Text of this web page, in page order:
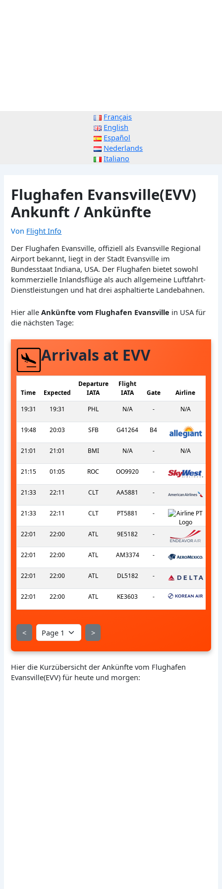
Français
English
Español
Nederlands
Italiano
Flughafen Evansville(EVV)
Ankunft / Ankünfte
Von Flight Info
Der Flughafen Evansville, offiziell als Evansville Regional
Airport bekannt, liegt in der Stadt Evansville im
Bundesstaat Indiana, USA. Der Flughafen bietet sowohl
kommerzielle Inlandsflüge als auch allgemeine Luftfahrt-
Dienstleistungen und hat drei asphaltierte Landebahnen.
Hier alleAnkünfte vom Flughafen Evansville in USA für
die nächsten Tage:
Arrivals at EVV
Time Expected
Departure
IATA
Flight
IATA
Gate
Airline
19:31
19:31 PHL N/A - N/A
19:48 20:03 SFB G41264 B4
21:01 21:01 BMI N/A - N/A
21:15 01:05 ROC OO9920 -
21:33 22:11 CLT AA5881 -
21:33 22:11 CLT PT5881 -
22:01 22:00 ATL 9E5182 -
22:01 22:00 ATL AM3374 -
22:01 22:00 ATL DL5182 -
22:01 22:00 ATL KE3603 -
< >
Hier die Kurzübersicht der Ankünfte vom Flughafen
Evansville(EVV) für heute und morgen: